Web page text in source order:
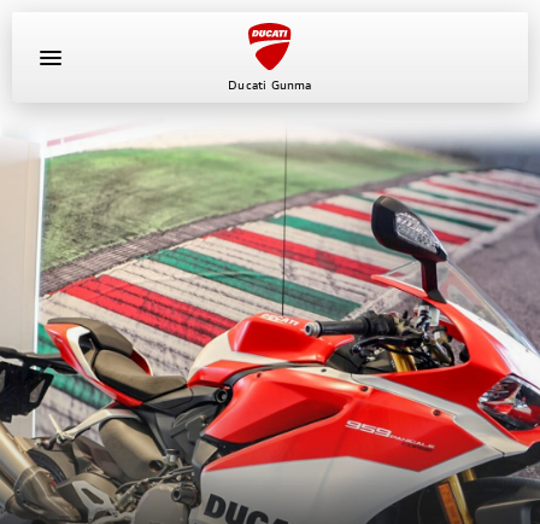
Ducati Gunma
イベント
キャンペーン
新車
中古車
ニュース
スタッフブログ